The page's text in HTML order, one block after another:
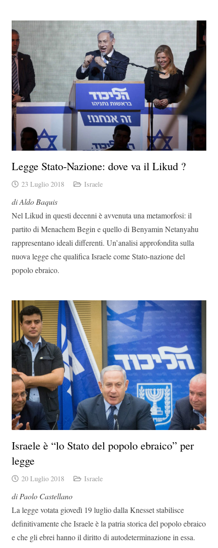
Legge Stato-Nazione: dove va il Likud ?
23 Luglio 2018 Israele
di Aldo Baquis
Nel Likud in questi decenni è avvenuta una metamorfosi: il
partito di Menachem Begin e quello di Benyamin Netanyahu
rappresentano ideali differenti. Un’analisi approfondita sulla
nuova legge che qualifica Israele come Stato-nazione del
popolo ebraico.
Israele è “lo Stato del popolo ebraico” per
legge
20 Luglio 2018 Israele
di Paolo Castellano
La legge votata giovedì 19 luglio dalla Knesset stabilisce
definitivamente che Israele è la patria storica del popolo ebraico
e che gli ebrei hanno il diritto di autodeterminazione in essa.